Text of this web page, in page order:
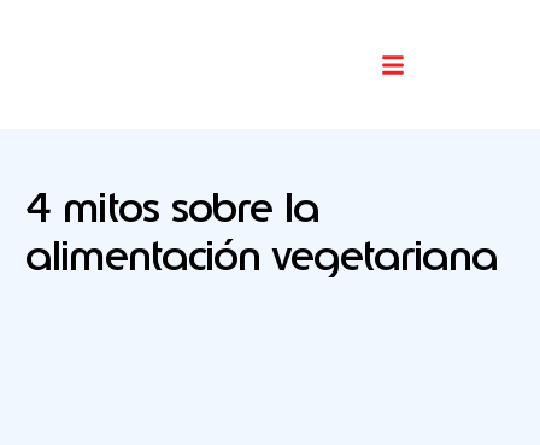
4 mitos sobre la
alimentación vegetariana